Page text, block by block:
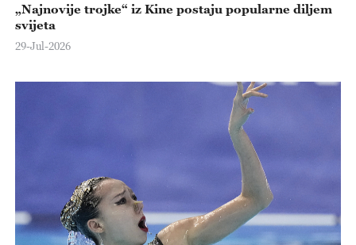
„Najnovije trojke“ iz Kine postaju popularne diljem
svijeta
29-Jul-2026